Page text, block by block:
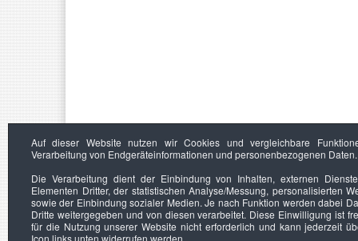
Auf dieser Website nutzen wir Cookies und vergleichbare
Verarbeitung von Endgeräteinformationen und personenbezogenen Daten.
Die Verarbeitung dient der Einbindung von Inhalten, externen
Elementen Dritter, der statistischen Analyse/Messung, personalisierten
sowie der Einbindung sozialer Medien. Je nach Funktion werden dabei
Dritte weitergegeben und von diesen verarbeitet. Diese Einwilligung ist
für die Nutzung unserer Website nicht erforderlich und kann jederzeit
Icon links unten widerrufen werden.